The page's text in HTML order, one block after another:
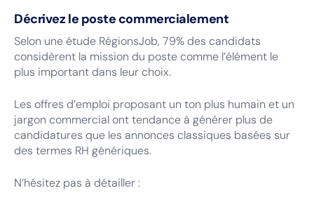
Décrivez le poste commercialement
Selon une étude RégionsJob, 79% des candidats
considèrent la mission du poste comme l’élément le
plus important dans leur choix.
Les offres d’emploi proposant un ton plus humain et un
jargon commercial ont tendance à générer plus de
candidatures que les annonces classiques basées sur
des termes RH génériques.
N’hésitez pas à détailler :